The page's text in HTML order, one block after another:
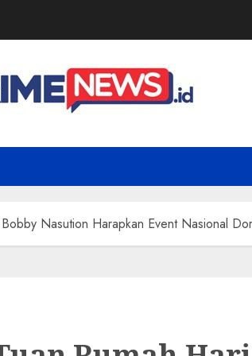
Nasution Harapkan Event Nasional